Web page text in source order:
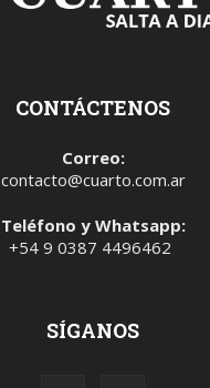
CONTÁCTENOS
Correo:
contacto@cuarto.com.ar
Teléfono y Whatsapp:
+54 9 0387 4496462
SÍGANOS